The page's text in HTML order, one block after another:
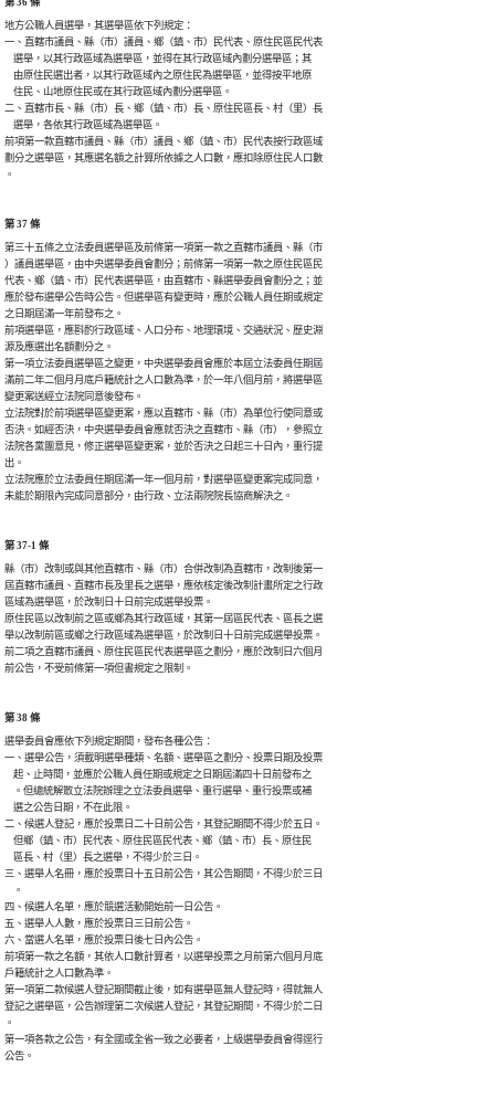
地方公職人員選舉，其選舉區依下列規定：
一、直轄市議員、縣（市）議員、鄉（鎮、市）民代表、原住民區民代表
    選舉，以其行政區域為選舉區，並得在其行政區域內劃分選舉區；其
    由原住民選出者，以其行政區域內之原住民為選舉區，並得按平地原
    住民、山地原住民或在其行政區域內劃分選舉區。
二、直轄市長、縣（市）長、鄉（鎮、市）長、原住民區長、村（里）長
    選舉，各依其行政區域為選舉區。
前項第一款直轄市議員、縣（市）議員、鄉（鎮、市）民代表按行政區域
劃分之選舉區，其應選名額之計算所依據之人口數，應扣除原住民人口數
。
第 37 條
第三十五條之立法委員選舉區及前條第一項第一款之直轄市議員、縣（市
）議員選舉區，由中央選舉委員會劃分；前條第一項第一款之原住民區民
代表、鄉（鎮、市）民代表選舉區，由直轄市、縣選舉委員會劃分之；並
應於發布選舉公告時公告。但選舉區有變更時，應於公職人員任期或規定
之日期屆滿一年前發布之。
前項選舉區，應斟酌行政區域、人口分布、地理環境、交通狀況、歷史淵
源及應選出名額劃分之。
第一項立法委員選舉區之變更，中央選舉委員會應於本屆立法委員任期屆
滿前二年二個月月底戶籍統計之人口數為準，於一年八個月前，將選舉區
變更案送經立法院同意後發布。
立法院對於前項選舉區變更案，應以直轄市、縣（市）為單位行使同意或
否決。如經否決，中央選舉委員會應就否決之直轄市、縣（市），參照立
法院各黨團意見，修正選舉區變更案，並於否決之日起三十日內，重行提
出。
立法院應於立法委員任期屆滿一年一個月前，對選舉區變更案完成同意，
未能於期限內完成同意部分，由行政、立法兩院院長協商解決之。
第 37-1 條
縣（市）改制或與其他直轄市、縣（市）合併改制為直轄市，改制後第一
屆直轄市議員、直轄市長及里長之選舉，應依核定後改制計畫所定之行政
區域為選舉區，於改制日十日前完成選舉投票。
原住民區以改制前之區或鄉為其行政區域，其第一屆區民代表、區長之選
舉以改制前區或鄉之行政區域為選舉區，於改制日十日前完成選舉投票。
前二項之直轄市議員、原住民區民代表選舉區之劃分，應於改制日六個月
前公告，不受前條第一項但書規定之限制。
第 38 條
選舉委員會應依下列規定期間，發布各種公告：
一、選舉公告，須載明選舉種類、名額、選舉區之劃分、投票日期及投票
    起、止時間，並應於公職人員任期或規定之日期屆滿四十日前發布之
    。但總統解散立法院辦理之立法委員選舉、重行選舉、重行投票或補
    選之公告日期，不在此限。
二、候選人登記，應於投票日二十日前公告，其登記期間不得少於五日。
    但鄉（鎮、市）民代表、原住民區民代表、鄉（鎮、市）長、原住民
    區長、村（里）長之選舉，不得少於三日。
三、選舉人名冊，應於投票日十五日前公告，其公告期間，不得少於三日
    。
四、候選人名單，應於競選活動開始前一日公告。
五、選舉人人數，應於投票日三日前公告。
六、當選人名單，應於投票日後七日內公告。
前項第一款之名額，其依人口數計算者，以選舉投票之月前第六個月月底
戶籍統計之人口數為準。
第一項第二款候選人登記期間截止後，如有選舉區無人登記時，得就無人
登記之選舉區，公告辦理第二次候選人登記，其登記期間，不得少於二日
。
第一項各款之公告，有全國或全省一致之必要者，上級選舉委員會得逕行
公告。